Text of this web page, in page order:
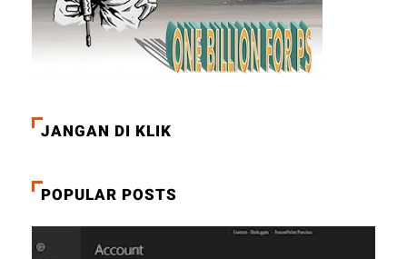
JANGAN DI KLIK
POPULAR POSTS